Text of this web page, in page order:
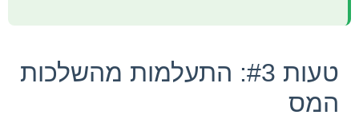
טעות #3: התעלמות מהשלכות
המס